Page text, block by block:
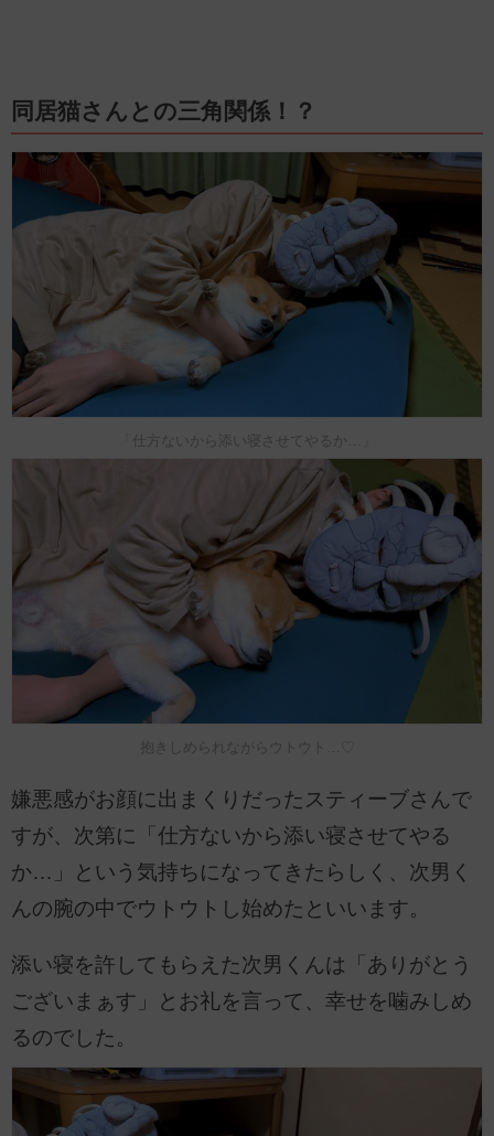
同居猫さんとの三角関係！？
「仕方ないから添い寝させてやるか…」
抱きしめられながらウトウト…♡
嫌悪感がお顔に出まくりだったスティーブさんで
すが、次第に「仕方ないから添い寝させてやる
か…」という気持ちになってきたらしく、次男く
んの腕の中でウトウトし始めたといいます。
添い寝を許してもらえた次男くんは「ありがとう
ございまぁす」とお礼を言って、幸せを噛みしめ
るのでした。